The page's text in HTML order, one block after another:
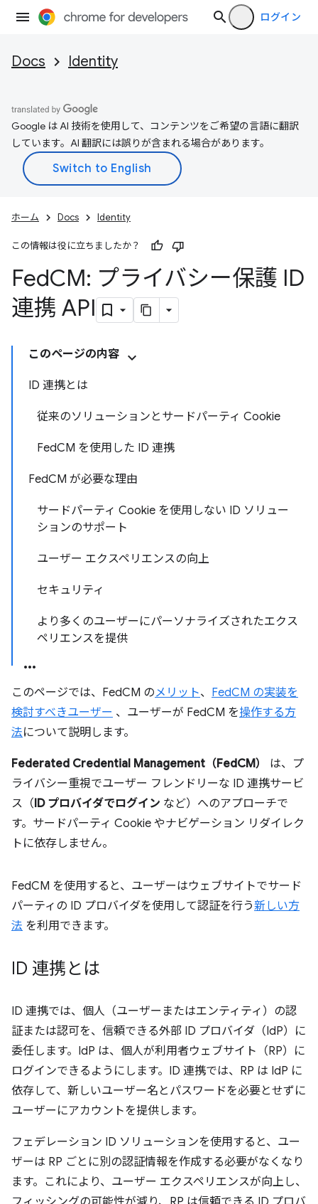
ログイン
Docs Identity
Google は AI 技術を使用して、コンテンツをご希望の言語に翻訳
しています。AI 翻訳には誤りが含まれる場合があります。
ホーム Docs Identity
この情報は役に立ちましたか？
FedCM: プライバシー保護 ID
連携 API
このページの内容
ID 連携とは
従来のソリューションとサードパーティ Cookie
FedCM を使用した ID 連携
FedCM が必要な理由
サードパーティ Cookie を使用しない ID ソリュー
ションのサポート
ユーザー エクスペリエンスの向上
セキュリティ
より多くのユーザーにパーソナライズされたエクス
ペリエンスを提供
このページでは、FedCM のメリット、 FedCM の実装を
検討すべきユーザー 、ユーザーが FedCM を操作する方
法について説明します。
Federated Credential Management（FedCM）
は、プ
ライバシー重視でユーザー フレンドリーな ID 連携サービ
ス（ID プロバイダでログイン など）へのアプローチで
す。サードパーティ Cookie やナビゲーション リダイレク
トに依存しません。
FedCM を使用すると、ユーザーはウェブサイトでサード
パーティの ID プロバイダを使用して認証を行う新しい方
法 を利用できます。
ID 連携とは
ID 連携では、個人（ユーザーまたはエンティティ）の認
証または認可を、信頼できる外部 ID プロバイダ（IdP）に
委任します。IdP は、個人が利用者ウェブサイト（RP）に
ログインできるようにします。ID 連携では、RP は IdP に
依存して、新しいユーザー名とパスワードを必要とせずに
ユーザーにアカウントを提供します。
フェデレーション ID ソリューションを使用すると、ユー
ザーは RP ごとに別の認証情報を作成する必要がなくなり
ます。これにより、ユーザー エクスペリエンスが向上し、